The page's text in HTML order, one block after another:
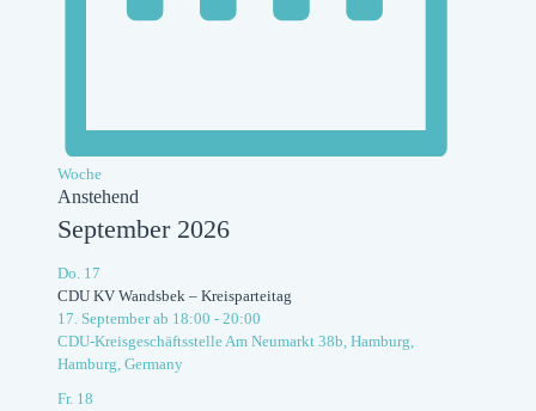
Woche
Anstehend
Datum
wählen.
September 2026
Do. 17
CDU KV Wandsbek – Kreisparteitag
17. September ab 18:00 -20:00
CDU-Kreisgeschäftsstelle Am Neumarkt 38b, Hamburg,
Hamburg, Germany
Fr. 18